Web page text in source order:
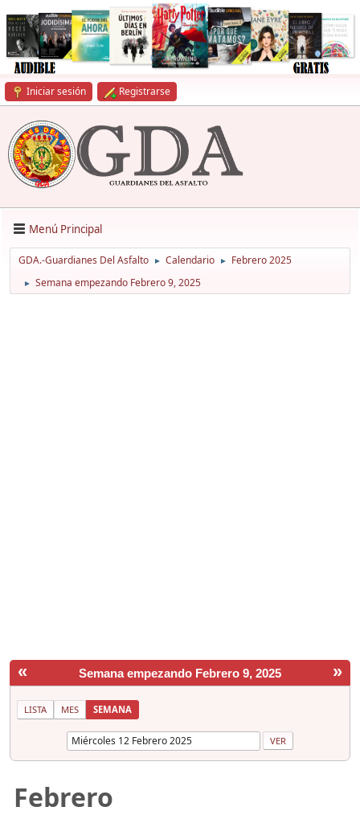
Iniciar sesión Registrarse
Menú Principal
GDA.-Guardianes Del Asfalto ► Calendario ► Febrero 2025
► Semana empezando Febrero 9, 2025
« »
Semana empezando Febrero 9, 2025
LISTA MES SEMANA
Febrero